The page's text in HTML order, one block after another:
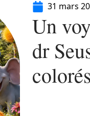
31 mars
Un
dr
colorés